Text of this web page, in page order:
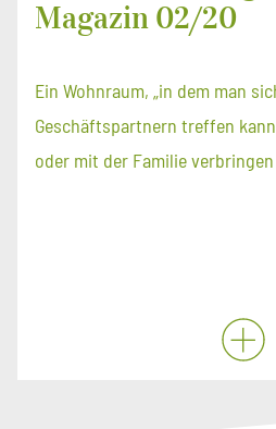
Magazin 02/20
Ein Wohnraum, „in dem man
Geschäftspartnern treffen
oder mit der Familie verbringen